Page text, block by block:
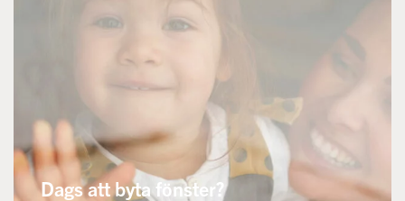
Dags att byta fönster?